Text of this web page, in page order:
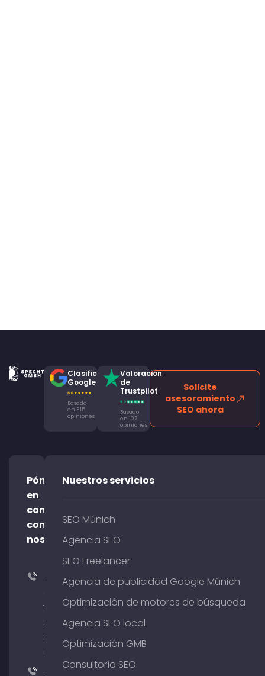
Clasificación
Google
Basado
en 315
opiniones
Valoración
de
Trustpilot
Basado
en 107
opiniones
Solicite
asesoramiento
SEO ahora
Póngase
en
contacto
con
nosotros
+49
176
204
801
64
+49
Nuestros servicios
SEO Múnich
Agencia SEO
SEO Freelancer
Agencia de publicidad Google Múnich
Optimización de motores de búsqueda
Agencia SEO local
Optimización GMB
Consultoría SEO